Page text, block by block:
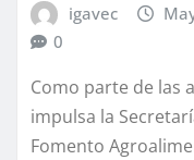
igavec
0
Como parte de las
impulsa la
Fomento